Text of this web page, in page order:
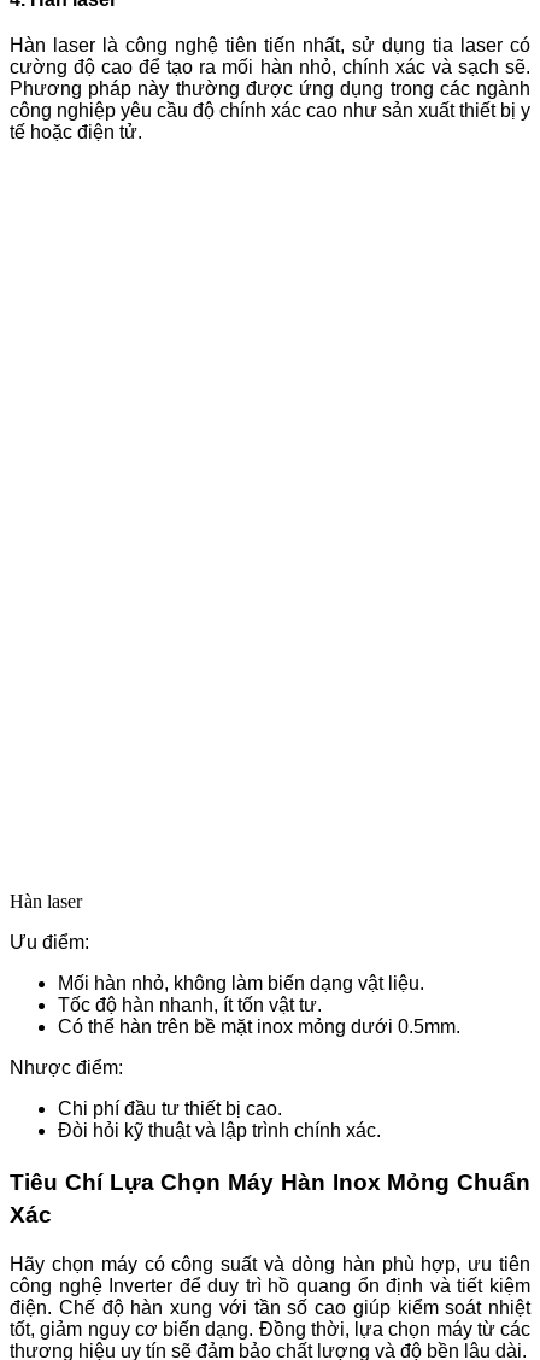
Hàn laser là công nghệ tiên tiến nhất, sử dụng tia laser có
cường độ cao để tạo ra mối hàn nhỏ, chính xác và sạch sẽ.
Phương pháp này thường được ứng dụng trong các ngành
công nghiệp yêu cầu độ chính xác cao như sản xuất thiết bị y
tế hoặc điện tử.
Hàn laser
Ưu điểm:
Mối hàn nhỏ, không làm biến dạng vật liệu.
Tốc độ hàn nhanh, ít tốn vật tư.
Có thể hàn trên bề mặt inox mỏng dưới 0.5mm.
Nhược điểm:
Chi phí đầu tư thiết bị cao.
Đòi hỏi kỹ thuật và lập trình chính xác.
Tiêu Chí Lựa Chọn Máy Hàn Inox Mỏng Chuẩn
Xác
Hãy chọn máy có công suất và dòng hàn phù hợp, ưu tiên
công nghệ Inverter để duy trì hồ quang ổn định và tiết kiệm
điện. Chế độ hàn xung với tần số cao giúp kiểm soát nhiệt
tốt, giảm nguy cơ biến dạng. Đồng thời, lựa chọn máy từ các
thương hiệu uy tín sẽ đảm bảo chất lượng và độ bền lâu dài.